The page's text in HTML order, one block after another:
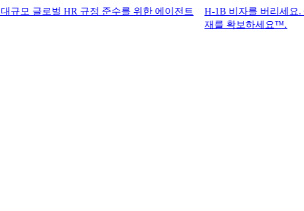
벌 HR 규정 준수를 위한 에이전트
H-1B 비자를 버리세요. G-P 기록
재를 확보하세요™.​​